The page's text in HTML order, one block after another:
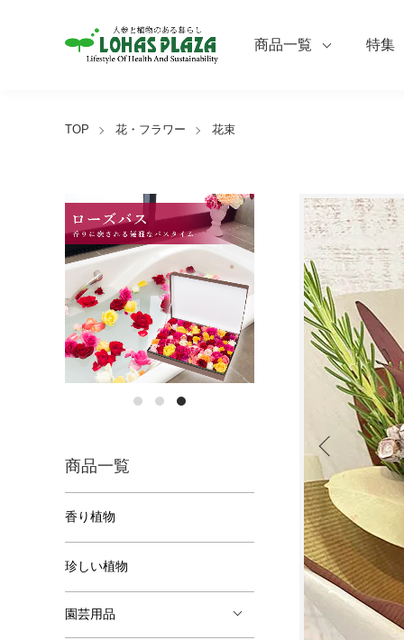
商品一覧 特集
TOP 花・フラワー 花束
商品一覧
香り植物
珍しい植物
園芸用品